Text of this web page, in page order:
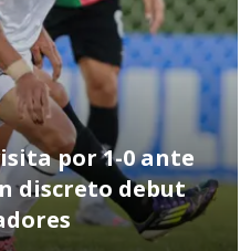
por 1-0 ante
discreto debut